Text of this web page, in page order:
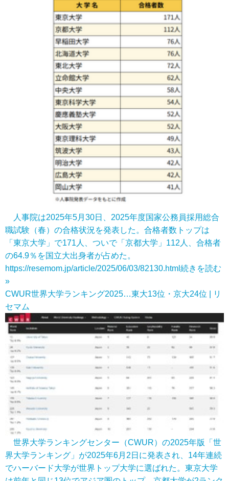
人事院は2025年5月30日、2025年度国家公務員採用総合
職試験（春）の合格状況を発表した。合格者数トップは
「東京大学」で171人、ついで「京都大学」112人、合格者
の64.9％を国立大出身者が占めた。
https://resemom.jp/article/2025/06/03/82130.html 続きを読む
»
CWUR世界大学ランキング2025…東大13位・京大24位 | リ
セマム
世界大学ランキングセンター（CWUR）の2025年版「世
界大学ランキング」が2025年6月2日に発表され、14年連続
でハーバード大学が世界トップ大学に選ばれた。東京大学